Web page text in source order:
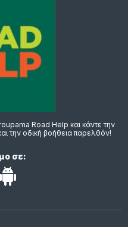
Road Help και κάντε την
την οδική βοήθεια παρελθόν!
σε: